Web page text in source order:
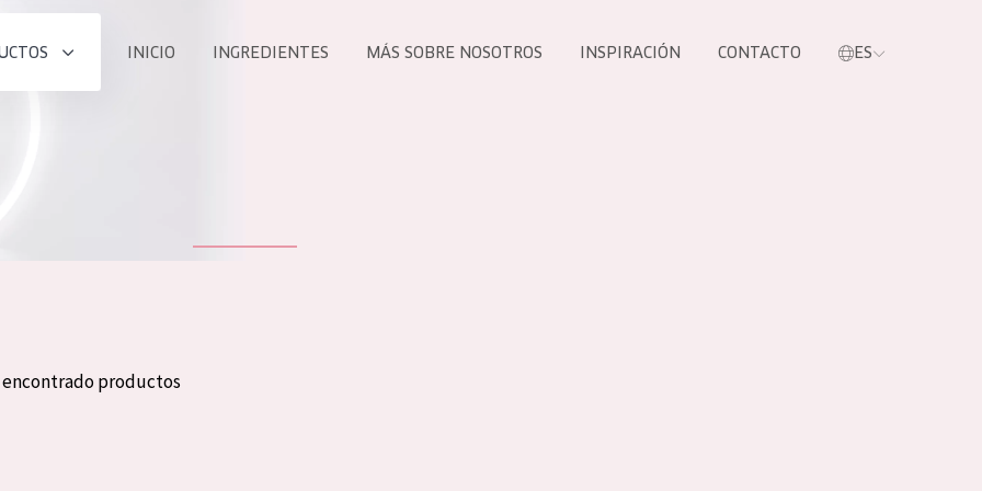
INICIO INGREDIENTES MÁS SOBRE NOSOTROS INSPIRACIÓN CONTACTO ES
encontrado productos